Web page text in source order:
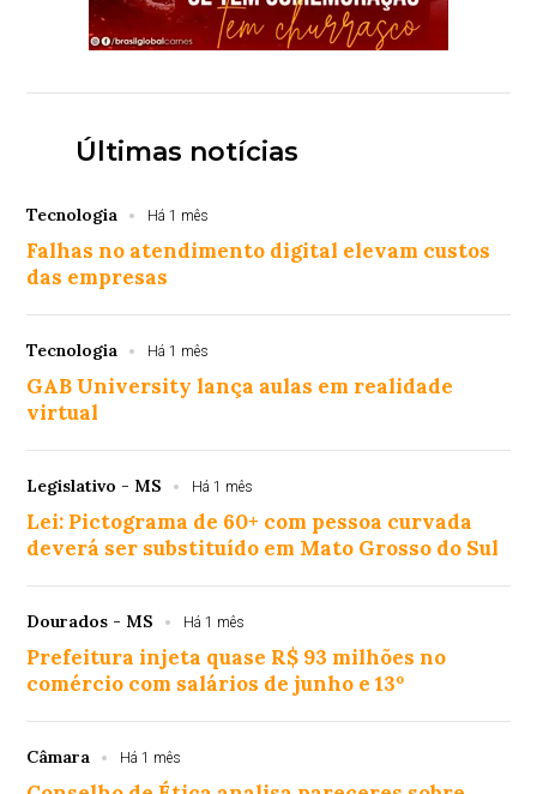
Últimas notícias
Tecnologia Há 1 mês
Falhas no atendimento digital elevam custos
das empresas
Tecnologia Há 1 mês
GAB University lança aulas em realidade
virtual
Legislativo - MS Há 1 mês
Lei: Pictograma de 60+ com pessoa curvada
deverá ser substituído em Mato Grosso do Sul
Dourados - MS Há 1 mês
Prefeitura injeta quase R$ 93 milhões no
comércio com salários de junho e 13º
Câmara Há 1 mês